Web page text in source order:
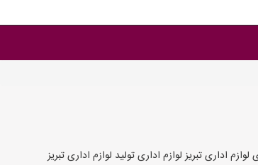
اداری تبریز لوازم اداری تولید لوازم اداری تبریز